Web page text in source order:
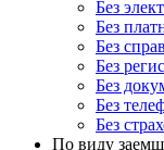
Без
Без
Без
Без
Без
Без
Без
По виду